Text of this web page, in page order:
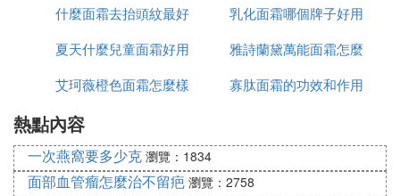
苦惱，那麼寶寶紅臉蛋用什麼面霜好？專治寶寶蘋果
臉面霜？隨我一起詳細了解一下吧。
1、選擇保濕滋潤的：如果是空氣乾燥引起寶寶出現
紅臉蛋的話，那麼應該選擇保濕效果好和保濕效果持
久的面霜，這樣更能鎖住寶寶肌膚的水分，且可緩解
寶寶因皮膚乾燥的引起的皮膚粗糙、乾裂等皮膚問
題。
什麼面霜去抬頭紋最好
乳化面霜哪個牌子好用
夏天什麼兒童面霜好用
雅詩蘭黛萬能面霜怎麼
是白色的
艾珂薇橙色面霜怎麼樣
寡肽面霜的功效和作用
熱點內容
一次燕窩要多少克 瀏覽：1834
面部血管瘤怎麼治不留疤 瀏覽：2758